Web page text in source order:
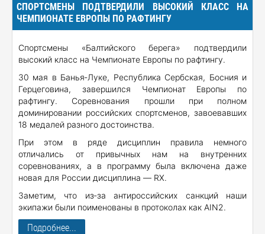
СПОРТСМЕНЫ ПОДТВЕРДИЛИ ВЫСОКИЙ КЛАСС НА
ЧЕМПИОНАТЕ ЕВРОПЫ ПО РАФТИНГУ
Спортсмены «Балтийского берега» подтвердили
высокий класс на Чемпионате Европы по рафтингу.
30 мая в Банья‑Луке, Республика Сербская, Босния и
Герцеговина, завершился Чемпионат Европы по
рафтингу. Соревнования прошли при полном
доминировании российских спортсменов, завоевавших
18 медалей разного достоинства.
При этом в ряде дисциплин правила немного
отличались от привычных нам на внутренних
соревнованиях, а в программу была включена даже
новая для России дисциплина — RX.
Заметим, что из‑за антироссийских санкций наши
экипажи были поименованы в протоколах как AIN2.
Подробнее...